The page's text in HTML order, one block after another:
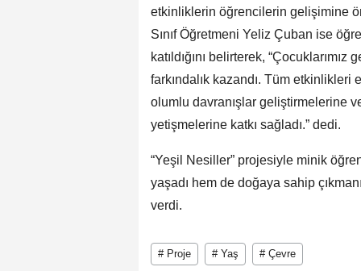
etkinliklerin öğrencilerin gelişimine
Sınıf Öğretmeni Yeliz Çuban ise
katıldığını belirterek,
farkındalık kazandı. Tüm
olumlu davranışlar geliştirmelerine
yetişmelerine katkı sağladı.” dedi.
“Yeşil Nesiller” projesiyle minik
yaşadı hem de doğaya sahip
verdi.
# Proje # Yaş # Çevre